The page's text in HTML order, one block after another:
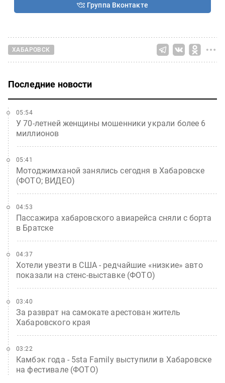
Группа Вконтакте
ХАБАРОВСК
Последние новости
У 70-летней женщины мошенники украли более 6
миллионов
05:54
Мотоджимханой занялись сегодня в Хабаровске
(ФОТО; ВИДЕО)
05:41
Пассажира хабаровского авиарейса сняли с борта
в Братске
04:53
Хотели увезти в США - редчайшие «низкие» авто
показали на стенс-выставке (ФОТО)
04:37
За разврат на самокате арестован житель
Хабаровского края
03:40
Камбэк года - 5sta Family выступили в Хабаровске
на фестивале (ФОТО)
03:22